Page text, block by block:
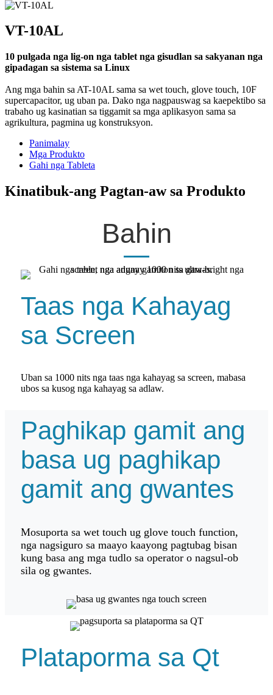
VT-10AL
10 pulgada nga lig-on nga tablet nga gisudlan sa sakyanan nga
gipadagan sa sistema sa Linux
Ang mga bahin sa AT-10AL sama sa wet touch, glove touch, 10F
supercapacitor, ug uban pa. Dako nga nagpauswag sa kaepektibo sa
trabaho ug kasinatian sa tiggamit sa mga aplikasyon sama sa
agrikultura, pagmina ug konstruksyon.
Panimalay
Mga Produkto
Gahi nga Tableta
Kinatibuk-ang Pagtan-aw sa Produkto
Bahin
Taas nga Kahayag
sa Screen
Uban sa 1000 nits nga taas nga kahayag sa screen, mabasa
ubos sa kusog nga kahayag sa adlaw.
Paghikap gamit ang
basa ug paghikap
gamit ang gwantes
Mosuporta sa wet touch ug glove touch function,
nga nagsiguro sa maayo kaayong pagtubag bisan
kung basa ang mga tudlo sa operator o nagsul-ob
sila og gwantes.
Plataporma sa Qt